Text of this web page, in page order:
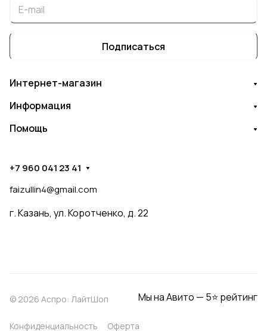
Подписаться
Интернет-магазин
Информация
Помощь
+7 960 041 23 41
faizullin4@gmail.com
г. Казань, ул. Коротченко, д. 22
© 2026 Аспро: ЛайтШоп Мы на Авито — 5⭐ рейтинг
Конфиденциальность Оферта